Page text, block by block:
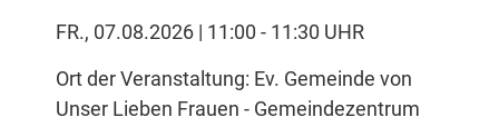
FR., 07.08.2026 | 11:00 - 11:30 UHR
Ort der Veranstaltung: Ev. Gemeinde von
Unser Lieben Frauen - Gemeindezentrum